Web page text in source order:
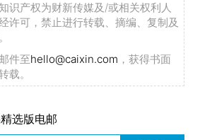
识产权为财新传媒及/或相关权利人
许可，禁止进行转载、摘编、复制及
件至hello@caixin.com ，获得书面
载。
选版电邮